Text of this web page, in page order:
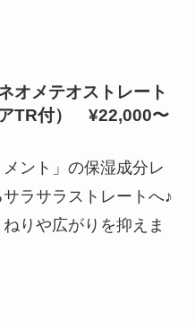
オメテオストレート
アTR付） ¥22,000〜
ント」の保湿成分レ
ラサラストレートへ♪
りや広がりを抑えま